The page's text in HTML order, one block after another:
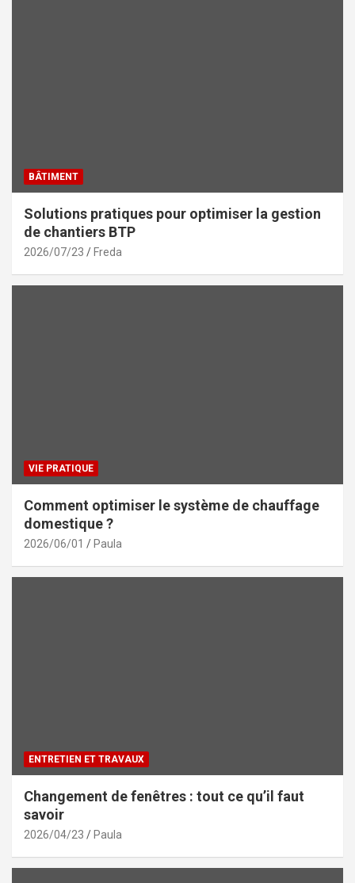
BÂTIMENT
Solutions pratiques pour optimiser la gestion
de chantiers BTP
2026/07/23 Freda
VIE PRATIQUE
Comment optimiser le système de chauffage
domestique ?
2026/06/01 Paula
ENTRETIEN ET TRAVAUX
Changement de fenêtres : tout ce qu’il faut
savoir
2026/04/23 Paula